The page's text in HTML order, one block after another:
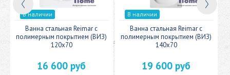
В наличии
Ванна стальная Reimar с
полимерным покрытием (ВИЗ)
120x70
16 600 руб
В наличии
Ванна стальная Reimar с
полимерным покрытием (ВИЗ)
140x70
19 600 руб